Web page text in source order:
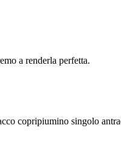
a renderla perfetta.
copripiumino singolo